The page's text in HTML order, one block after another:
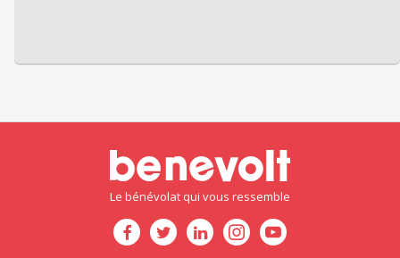
Le bénévolat qui vous ressemble